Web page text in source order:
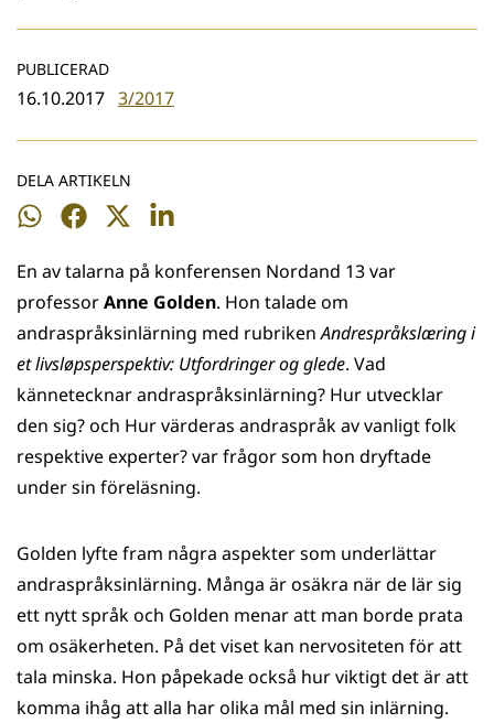
PUBLICERAD
16.10.2017 3/2017
DELA ARTIKELN
Dela
WhatsApp
Dela
Facebook
Dela
Twitter
Dela
LinkedIn
En av talarna på konferensen Nordand 13 var
professorAnne Golden. Hon talade om
andraspråksinlärning med rubrikenAndrespråkslæring i
et livsløpsperspektiv: Utfordringer og glede. Vad
kännetecknar andraspråksinlärning? Hur utvecklar
den sig? och Hur värderas andraspråk av vanligt folk
respektive experter? var frågor som hon dryftade
under sin föreläsning.
Golden lyfte fram några aspekter som underlättar
andraspråksinlärning. Många är osäkra när de lär sig
ett nytt språk och Golden menar att man borde prata
om osäkerheten. På det viset kan nervositeten för att
tala minska. Hon påpekade också hur viktigt det är att
komma ihåg att alla har olika mål med sin inlärning.